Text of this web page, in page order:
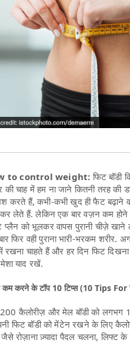
to control weight:फिट बॉडी
की चाह में हम ना जाने कितनी तरह की
करते हैं, कभी-कभी खुद ही फैट बढ़ाने
लेते हैं. लेकिन एक बार वज़न कम होने
प्लैन को भूलकर वापस पुरानी चीज़े
फिर वही पुराना भारी-भरकम शरीर.
रखना चाहते हैं और हर दिन फिट
याद रखें.
करने के टॉप 10 टिप्स (10 Tips
कैलोरीज़ और मेल बॉडी को
फिट बॉडी को मेंटेन रखने के लिए
रोज़ाना ज़्यादा पैदल चलना, लिफ्ट के